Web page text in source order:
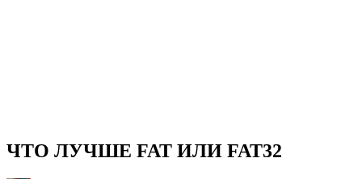
ЧТО ЛУЧШЕ FAT ИЛИ FAT32